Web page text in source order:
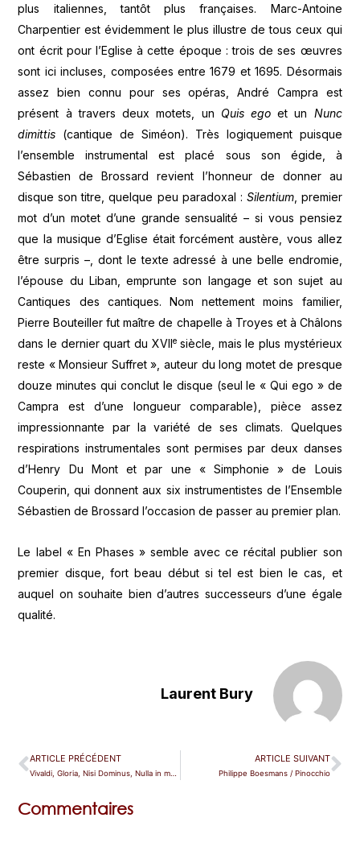
plus italiennes, tantôt plus françaises. Marc-Antoine
Charpentier est évidemment le plus illustre de tous ceux qui
ont écrit pour l’Eglise à cette époque : trois de ses œuvres
sont ici incluses, composées entre 1679 et 1695. Désormais
assez bien connu pour ses opéras, André Campra est
présent à travers deux motets, un Quis egoet un Nunc
dimittis (cantique de Siméon). Très logiquement puisque
l’ensemble instrumental est placé sous son égide, à
Sébastien de Brossard revient l’honneur de donner au
disque son titre, quelque peu paradoxal : Silentium, premier
mot d’un motet d’une grande sensualité – si vous pensiez
que la musique d’Eglise était forcément austère, vous allez
être surpris –, dont le texte adressé à une belle endromie,
l’épouse du Liban, emprunte son langage et son sujet au
Cantiques des cantiques. Nom nettement moins familier,
Pierre Bouteiller fut maître de chapelle à Troyes et à Châlons
dans le dernier quart du XVII esiècle, mais le plus mystérieux
reste « Monsieur Suffret », auteur du long motet de presque
douze minutes qui conclut le disque (seul le « Qui ego » de
Campra est d’une longueur comparable), pièce assez
impressionnante par la variété de ses climats. Quelques
respirations instrumentales sont permises par deux danses
d’Henry Du Mont et par une « Simphonie » de Louis
Couperin, qui donnent aux six instrumentistes de l’Ensemble
Sébastien de Brossard l’occasion de passer au premier plan.
Le label « En Phases » semble avec ce récital publier son
premier disque, fort beau début si tel est bien le cas, et
auquel on souhaite bien d’autres successeurs d’une égale
qualité.
Laurent Bury
ARTICLE PRÉCÉDENT ARTICLE SUIVANT
Philippe Boesmans / Pinocchio
Commentaires